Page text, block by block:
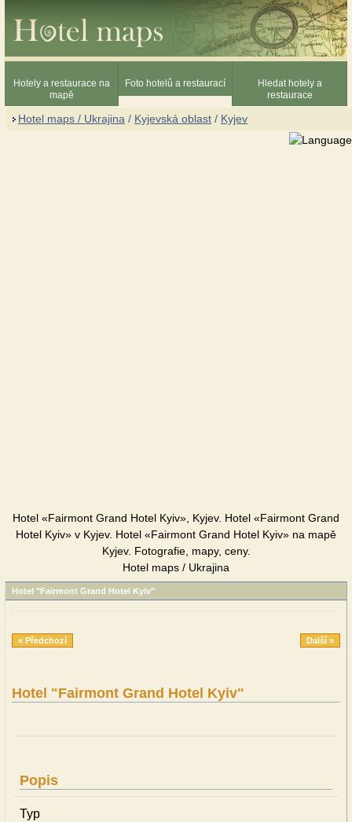
Hotely a restaurace na
mapě
Foto hotelů a restaurací
Hledat hotely a
restaurace
Hotel maps / Ukrajina / Kyjevská oblast / Kyjev
Hotel «Fairmont Grand Hotel Kyiv», Kyjev. Hotel «Fairmont Grand
Hotel Kyiv» v Kyjev. Hotel «Fairmont Grand Hotel Kyiv» na mapě
Kyjev. Fotografie, mapy, ceny.
Hotel maps / Ukrajina
Hotel "Fairmont Grand Hotel Kyiv"
« Předchozí Další »
Hotel "Fairmont Grand Hotel Kyiv"
Popis
Typ